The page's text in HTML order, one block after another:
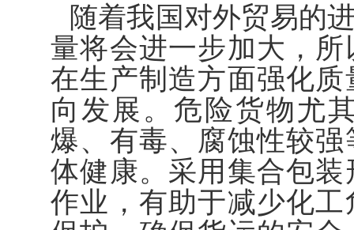
随着我国对外贸易的
量将会进一步加大，
在生产制造方面强化
向发展。危险货物尤
爆、有毒、腐蚀性较
体健康。采用集合包
作业，有助于减少化